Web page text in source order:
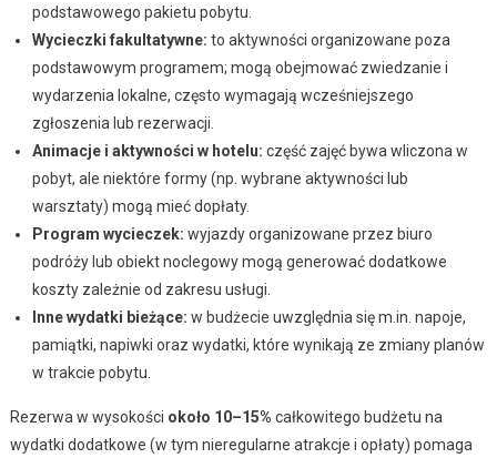
podstawowego pakietu pobytu.
Wycieczki fakultatywne: to aktywności organizowane poza
podstawowym programem; mogą obejmować zwiedzanie i
wydarzenia lokalne, często wymagają wcześniejszego
zgłoszenia lub rezerwacji.
Animacje i aktywności w hotelu: część zajęć bywa wliczona w
pobyt, ale niektóre formy (np. wybrane aktywności lub
warsztaty) mogą mieć dopłaty.
Program wycieczek: wyjazdy organizowane przez biuro
podróży lub obiekt noclegowy mogą generować dodatkowe
koszty zależnie od zakresu usługi.
Inne wydatki bieżące: w budżecie uwzględnia się m.in. napoje,
pamiątki, napiwki oraz wydatki, które wynikają ze zmiany planów
w trakcie pobytu.
Rezerwa w wysokości około 10–15% całkowitego budżetu na
wydatki dodatkowe (w tym nieregularne atrakcje i opłaty) pomaga